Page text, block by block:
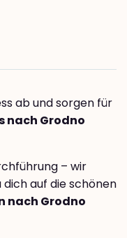
ab und sorgen für
nach Grodno
– wir
auf die schönen
nach Grodno